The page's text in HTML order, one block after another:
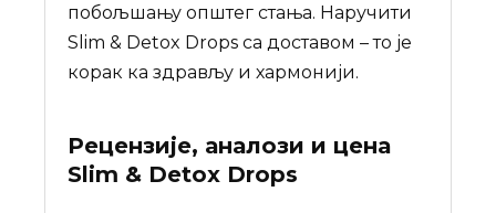
побољшању општег стања. Наручити
Slim & Detox Drops са доставом – то је
корак ка здрављу и хармонији.
Рецензије, аналози и цена
Slim & Detox Drops